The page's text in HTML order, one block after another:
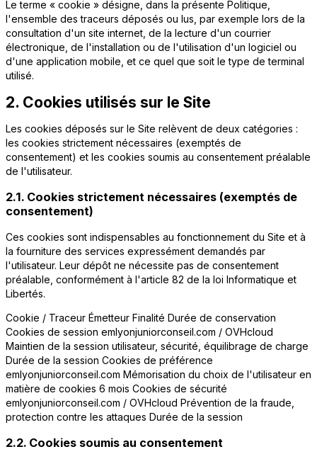
Le terme « cookie » désigne, dans la présente Politique,
l'ensemble des traceurs déposés ou lus, par exemple lors de la
consultation d'un site internet, de la lecture d'un courrier
électronique, de l'installation ou de l'utilisation d'un logiciel ou
d'une application mobile, et ce quel que soit le type de terminal
utilisé.
2. Cookies utilisés sur le Site
Les cookies déposés sur le Site relèvent de deux catégories :
les cookies strictement nécessaires (exemptés de
consentement) et les cookies soumis au consentement préalable
de l'utilisateur.
2.1. Cookies strictement nécessaires (exemptés de
consentement)
Ces cookies sont indispensables au fonctionnement du Site et à
la fourniture des services expressément demandés par
l'utilisateur. Leur dépôt ne nécessite pas de consentement
préalable, conformément à l'article 82 de la loi Informatique et
Libertés.
Cookie / Traceur Émetteur Finalité Durée de conservation
Cookies de session emlyonjuniorconseil.com / OVHcloud
Maintien de la session utilisateur, sécurité, équilibrage de charge
Durée de la session Cookies de préférence
emlyonjuniorconseil.com Mémorisation du choix de l'utilisateur en
matière de cookies 6 mois Cookies de sécurité
emlyonjuniorconseil.com / OVHcloud Prévention de la fraude,
protection contre les attaques Durée de la session
2.2. Cookies soumis au consentement